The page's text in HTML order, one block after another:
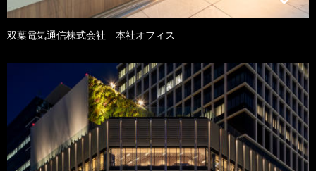
双葉電気通信株式会社 本社オフィス